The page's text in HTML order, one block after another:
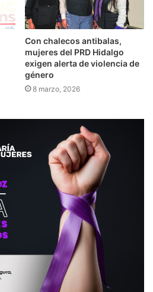
Con chalecos antibalas,
mujeres del PRD Hidalgo
exigen alerta de violencia de
género
8 marzo, 2026